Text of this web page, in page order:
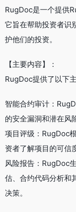
RugDoc是一个提供
它旨在帮助投资者识
护他们的投资。
【主要内容】：
RugDoc提供了以下
智能合约审计：
的安全漏洞和潜在风
项目评级：RugDoc
资者了解项目的可信
风险报告：RugDoc
估、合约代码分析和
决策。